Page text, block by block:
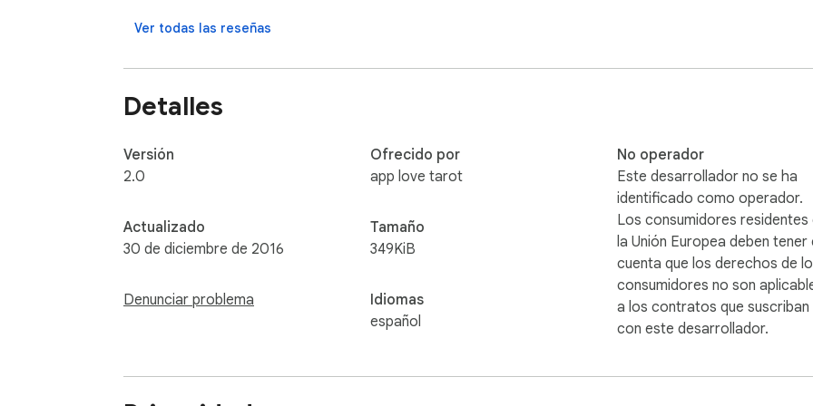
videncia gratis
vidente online
lectura de cartas
tirada de cartas gratis
tarot si o no
Ver todas las reseñas
Detalles
Versión
2.0
Actualizado
30 de diciembre de 2016
Denunciar problema
Ofrecido por
app love tarot
Tamaño
349KiB
Idiomas
español
No operador
Este desarrollador no se ha
identificado como operador.
Los consumidores residentes
la Unión Europea deben tener
cuenta que los derechos de
consumidores no son
a los contratos que suscriban
con este desarrollador.